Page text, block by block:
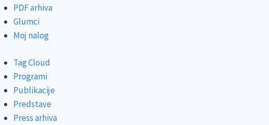
PDF arhiva
Glumci
Moj nalog
Tag Cloud
Programi
Publikacije
Predstave
Press arhiva